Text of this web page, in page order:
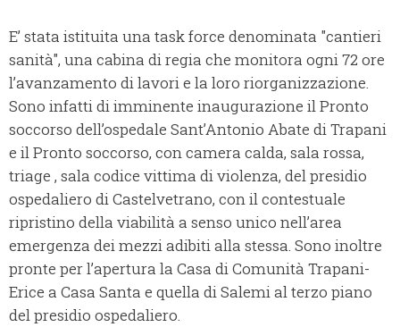
E’ stata istituita una task force denominata "cantieri
sanità", una cabina di regia che monitora ogni 72 ore
l’avanzamento di lavori e la loro riorganizzazione.
Sono infatti di imminente inaugurazione il Pronto
soccorso dell’ospedale Sant’Antonio Abate di Trapani
e il Pronto soccorso, con camera calda, sala rossa,
triage , sala codice vittima di violenza, del presidio
ospedaliero di Castelvetrano, con il contestuale
ripristino della viabilità a senso unico nell’area
emergenza dei mezzi adibiti alla stessa. Sono inoltre
pronte per l’apertura la Casa di Comunità Trapani-
Erice a Casa Santa e quella di Salemi al terzo piano
del presidio ospedaliero.